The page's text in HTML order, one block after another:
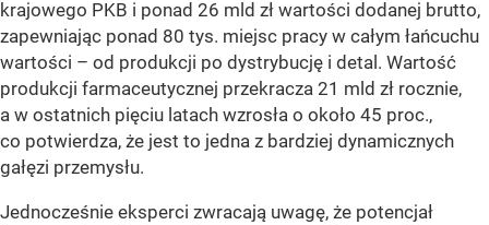
krajowego PKB i ponad 26 mld zł wartości dodanej brutto,
zapewniając ponad 80 tys. miejsc pracy w całym łańcuchu
wartości – od produkcji po dystrybucję i detal. Wartość
produkcji farmaceutycznej przekracza 21 mld zł rocznie,
a w ostatnich pięciu latach wzrosła o około 45 proc.,
co potwierdza, że jest to jedna z bardziej dynamicznych
gałęzi przemysłu.
Jednocześnie eksperci zwracają uwagę, że potencjał